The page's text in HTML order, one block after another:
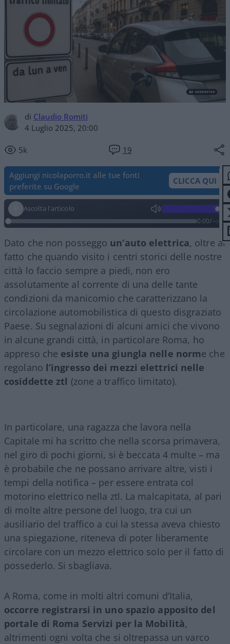
di Claudio Romiti
4 Luglio 2025, 20:00
5k 19
Aggiungi nicolaporro.it alle tue fonti
preferite su Google
CLICCA QUI
Ascolta l'articolo
0:00/--:--
Dato che non posseggo un’auto elettrica, oltre al
fatto che quando visito i centri storici delle nostre
città lo faccio sempre a piedi, non ero
assolutamente al corrente di una delle tante
condizioni da manicomio che caratterizzano la
circolazione automobilistica di questo disgraziato
Paese. Su segnalazioni di alcuni amici che vivono
in alcune grandi città, in particolare Roma, ho
appreso che esiste una giungla nelle norme che
regolano l’ingresso dei mezzi elettrici nelle
cosiddette ztl (zone a traffico limitato).
In particolare, una ragazza che lavora nella
Capitale mi ha scritto che nella scorsa primavera,
nel giro di pochi giorni, si è beccata 4 multe – ma
è probabile che ne possano arrivare altre, visti i
tempi della notifica – per essere entrata col
motorino elettrico nella ztl. La malcapitata, al pari
di molte altre persone del luogo, tra cui un
ausiliario del traffico a cui la stessa aveva chiesto
una spiegazione, riteneva di poter liberamente
circolare con un mezzo elettrico solo per il fatto di
possederlo. Si sbagliava.
A Roma, come in molti altri comuni d’Italia,
occorre registrarsi in uno spazio apposito del
portale di Roma Servizi per la Mobilità,
altrimenti ogni volta che si oltrepassa un varco